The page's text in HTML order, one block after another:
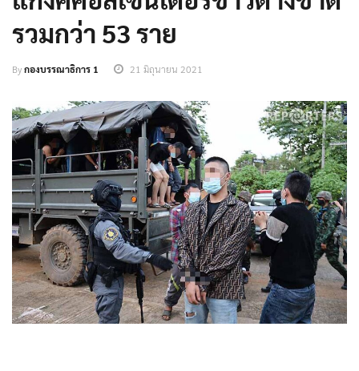
รวมกว่า 53 ราย
Byกองบรรณาธิการ 1 21 มิถุนายน 2021